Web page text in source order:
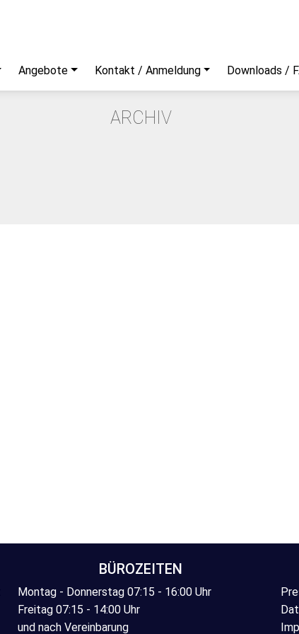
Angebote Kontakt / Anmeldung Downloads /
ARCHIV
BÜROZEITEN
Montag - Donnerstag 07:15 - 16:00 Uhr
Freitag 07:15 - 14:00 Uhr
und nach Vereinbarung